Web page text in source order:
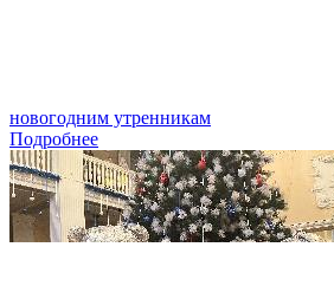
новогодним утренникам
Подробнее